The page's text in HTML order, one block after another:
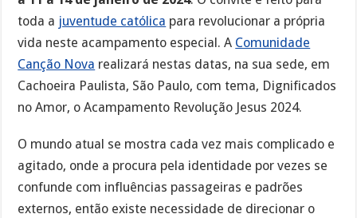
toda a juventude católica para revolucionar a própria
vida neste acampamento especial. A Comunidade
Canção Nova realizará nestas datas, na sua sede, em
Cachoeira Paulista, São Paulo, com tema, Dignificados
no Amor, o Acampamento Revolução Jesus 2024.
O mundo atual se mostra cada vez mais complicado e
agitado, onde a procura pela identidade por vezes se
confunde com influências passageiras e padrões
externos, então existe necessidade de direcionar o